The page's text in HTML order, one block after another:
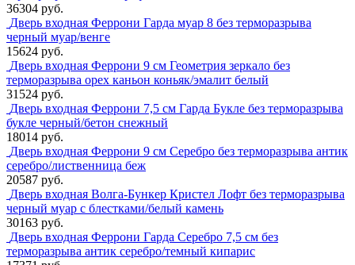
36304 руб.
Дверь входная Феррони Гарда муар 8 без терморазрыва
черный муар/венге
15624 руб.
Дверь входная Феррони 9 см Геометрия зеркало без
терморазрыва орех каньон коньяк/эмалит белый
31524 руб.
Дверь входная Феррони 7,5 см Гарда Букле без терморазрыва
букле черный/бетон снежный
18014 руб.
Дверь входная Феррони 9 см Серебро без терморазрыва антик
серебро/лиственница беж
20587 руб.
Дверь входная Волга-Бункер Кристел Лофт без терморазрыва
черный муар с блестками/белый камень
30163 руб.
Дверь входная Феррони Гарда Серебро 7,5 см без
терморазрыва антик серебро/темный кипарис